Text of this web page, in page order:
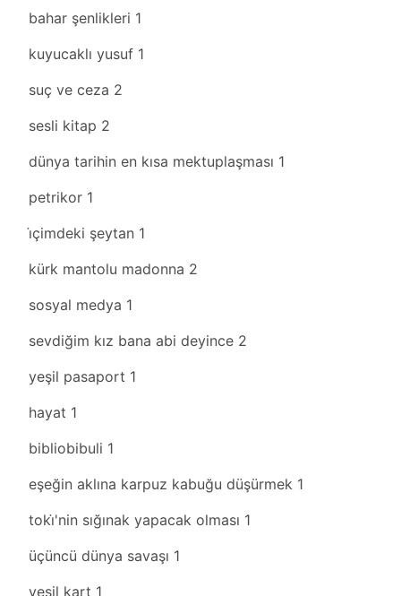
bahar şenlikleri 1
kuyucaklı yusuf 1
suç ve ceza 2
sesli kitap 2
dünya tarihin en kısa mektuplaşması 1
petrikor 1
i̇çimdeki şeytan 1
kürk mantolu madonna 2
sosyal medya 1
sevdiğim kız bana abi deyince 2
yeşil pasaport 1
hayat 1
bibliobibuli 1
eşeğin aklına karpuz kabuğu düşürmek 1
toki̇'nin sığınak yapacak olması 1
üçüncü dünya savaşı 1
yeşil kart 1